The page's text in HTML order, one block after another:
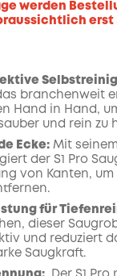
werden
erst
branchenweit
Hand in Hand,
und rein zu
Ecke: Mit
der S1 Pro
von Kanten, um
für
dieser
und reduziert
Saugkraft.